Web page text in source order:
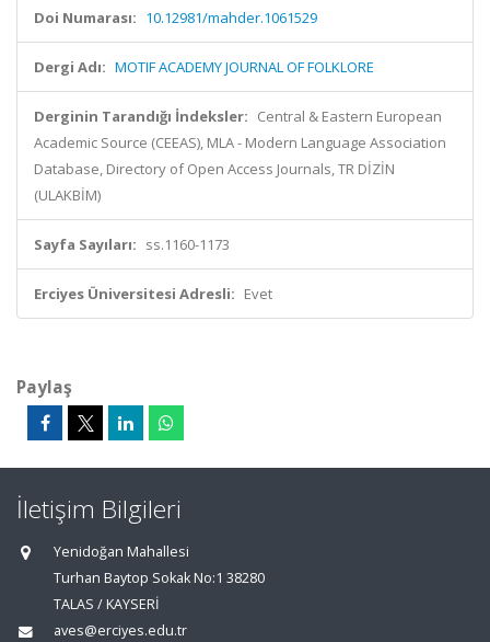
Doi Numarası: 10.12981/mahder.1061529
Dergi Adı: MOTIF ACADEMY JOURNAL OF FOLKLORE
Derginin Tarandığı İndeksler: Central & Eastern European
Academic Source (CEEAS), MLA - Modern Language Association
Database, Directory of Open Access Journals, TR DİZİN
(ULAKBİM)
Sayfa Sayıları: ss.1160-1173
Erciyes Üniversitesi Adresli: Evet
Paylaş
İletişim Bilgileri
Yenidoğan Mahallesi
Turhan Baytop Sokak No:1 38280
TALAS / KAYSERİ
aves@erciyes.edu.tr